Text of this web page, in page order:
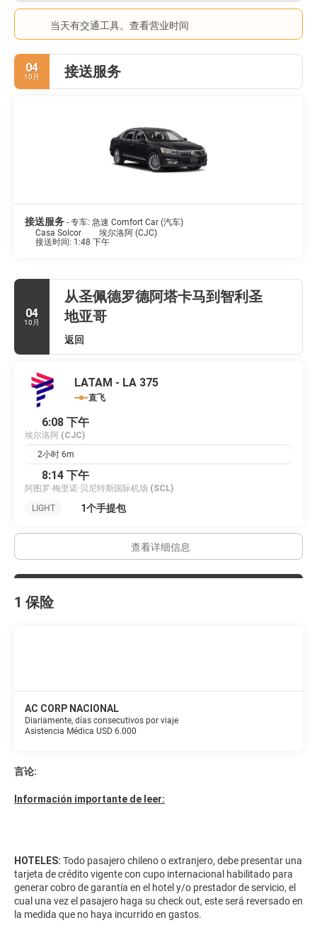
当天有交通工具。查看营业时间
04
10月 接送服务
接送服务 - 专车: 急速 Comfort Car (汽车)
Casa Solcor
埃尔洛阿 (CJC)
接送时间: 1:48 下午
04
10月
从圣佩德罗德阿塔卡马到智利圣
地亚哥
返回
LATAM - LA 375
直飞
6:08 下午
埃尔洛阿 (CJC)
2小时 6m
8:14 下午
阿图罗·梅里诺·贝尼特斯国际机场 (SCL)
LIGHT
1个手提包
查看详细信息
1 保险
AC CORP NACIONAL
Diariamente, días consecutivos por viaje
Asistencia Médica USD 6.000
言论:
Información importante de leer:
HOTELES: Todo pasajero chileno o extranjero, debe presentar una
tarjeta de crédito vigente con cupo internacional habilitado para
generar cobro de garantía en el hotel y/o prestador de servicio, el
cual una vez el pasajero haga su check out, este será reversado en
la medida que no haya incurrido en gastos.